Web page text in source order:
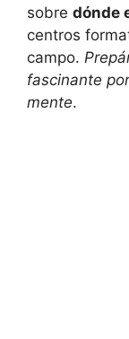
sobre dónde
centros
campo.
fascinante
mente.